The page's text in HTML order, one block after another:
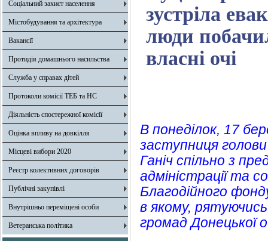
Соціальний захист населення
Містобудування та архітектура
Вакансії
Протидія домашнього насильства
Служба у справах дітей
Протоколи комісії ТЕБ та НС
Діяльність спостережної комісії
Оцінка впливу на довкілля
Місцеві вибори 2020
Реєстр колективних договорів
Публічні закупівлі
Внутрішньо переміщені особи
Ветеранська політика
зустріла
люди
власні очі
В понеділок, 17
заступниця голови
Ганіч спільно з
адміністрації та
Благодійного
в якому, рятуючись
громад Донецької